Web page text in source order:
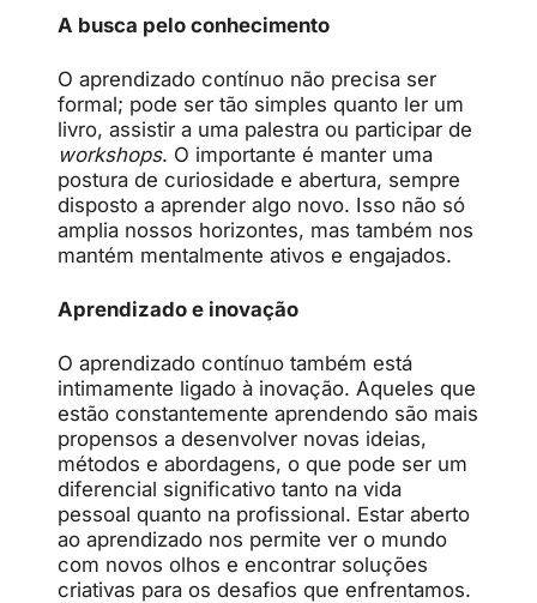
A busca pelo conhecimento
O aprendizado contínuo não precisa ser
formal; pode ser tão simples quanto ler um
livro, assistir a uma palestra ou participar de
workshops. O importante é manter uma
postura de curiosidade e abertura, sempre
disposto a aprender algo novo. Isso não só
amplia nossos horizontes, mas também nos
mantém mentalmente ativos e engajados.
Aprendizado e inovação
O aprendizado contínuo também está
intimamente ligado à inovação. Aqueles que
estão constantemente aprendendo são mais
propensos a desenvolver novas ideias,
métodos e abordagens, o que pode ser um
diferencial significativo tanto na vida
pessoal quanto na profissional. Estar aberto
ao aprendizado nos permite ver o mundo
com novos olhos e encontrar soluções
criativas para os desafios que enfrentamos.